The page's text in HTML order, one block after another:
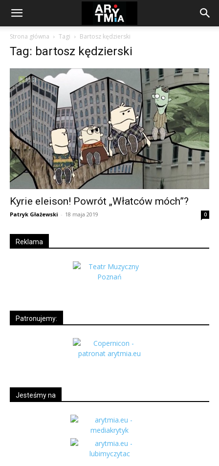
arytmia.eu
Strona główna Tagi Bartosz kędzierski
Tag: bartosz kędzierski
Kyrie eleison! Powrót „Włatców móch”?
Patryk Głażewski - 18 maja 2019 0
Reklama
Patronujemy:
Jesteśmy na